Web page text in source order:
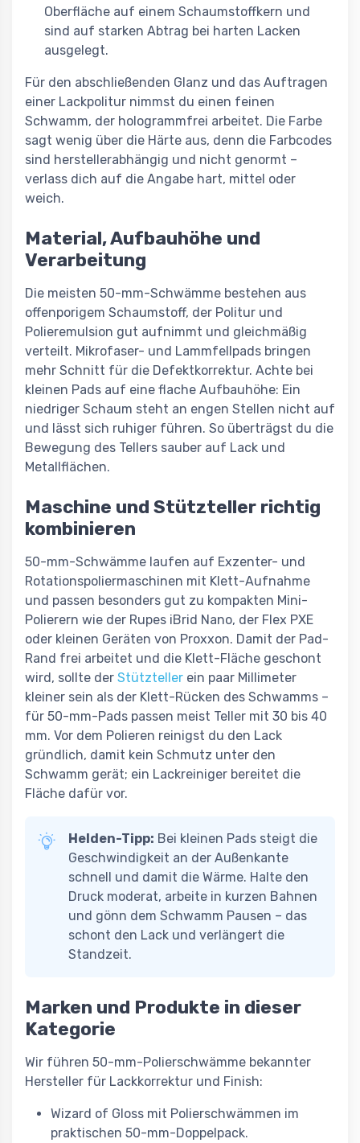
Oberfläche auf einem Schaumstoffkern und
sind auf starken Abtrag bei harten Lacken
ausgelegt.
Für den abschließenden Glanz und das Auftragen
einer Lackpolitur nimmst du einen feinen
Schwamm, der hologrammfrei arbeitet. Die Farbe
sagt wenig über die Härte aus, denn die Farbcodes
sind herstellerabhängig und nicht genormt –
verlass dich auf die Angabe hart, mittel oder
weich.
Material, Aufbauhöhe und
Verarbeitung
Die meisten 50-mm-Schwämme bestehen aus
offenporigem Schaumstoff, der Politur und
Polieremulsion gut aufnimmt und gleichmäßig
verteilt. Mikrofaser- und Lammfellpads bringen
mehr Schnitt für die Defektkorrektur. Achte bei
kleinen Pads auf eine flache Aufbauhöhe: Ein
niedriger Schaum steht an engen Stellen nicht auf
und lässt sich ruhiger führen. So überträgst du die
Bewegung des Tellers sauber auf Lack und
Metallflächen.
Maschine und Stützteller richtig
kombinieren
50-mm-Schwämme laufen auf Exzenter- und
Rotationspoliermaschinen mit Klett-Aufnahme
und passen besonders gut zu kompakten Mini-
Polierern wie der Rupes iBrid Nano, der Flex PXE
oder kleinen Geräten von Proxxon. Damit der Pad-
Rand frei arbeitet und die Klett-Fläche geschont
wird, sollte der Stützteller ein paar Millimeter
kleiner sein als der Klett-Rücken des Schwamms –
für 50-mm-Pads passen meist Teller mit 30 bis 40
mm. Vor dem Polieren reinigst du den Lack
gründlich, damit kein Schmutz unter den
Schwamm gerät; ein Lackreiniger bereitet die
Fläche dafür vor.
Helden-Tipp: Bei kleinen Pads steigt die
Geschwindigkeit an der Außenkante
schnell und damit die Wärme. Halte den
Druck moderat, arbeite in kurzen Bahnen
und gönn dem Schwamm Pausen – das
schont den Lack und verlängert die
Standzeit.
Marken und Produkte in dieser
Kategorie
Wir führen 50-mm-Polierschwämme bekannter
Hersteller für Lackkorrektur und Finish:
Wizard of Gloss mit Polierschwämmen im
praktischen 50-mm-Doppelpack.